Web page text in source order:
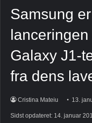
Samsung
Galaxy J1-
fra dens
Cristina Mateiu 13.
Sidst opdateret: 14. januar